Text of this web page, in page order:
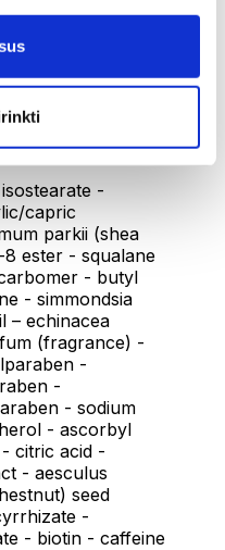
A. Goštauto g.
-
capric
parkii (shea
ester - squalane
- butyl
- simmondsia
– echinacea
(fragrance) -
-
-
- sodium
- ascorbyl
citric acid -
- aesculus
seed
-
- biotin - caffeine